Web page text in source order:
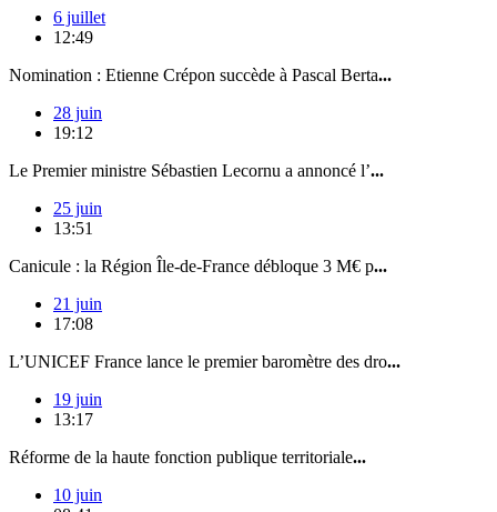
6 juillet
12:49
Nomination : Etienne Crépon succède à Pascal Berta...
28 juin
19:12
Le Premier ministre Sébastien Lecornu a annoncé l’...
25 juin
13:51
Canicule : la Région Île-de-France débloque 3 M€ p...
21 juin
17:08
L’UNICEF France lance le premier baromètre des dro...
19 juin
13:17
Réforme de la haute fonction publique territoriale...
10 juin